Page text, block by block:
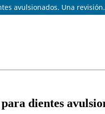
avulsionados. Una revisión.